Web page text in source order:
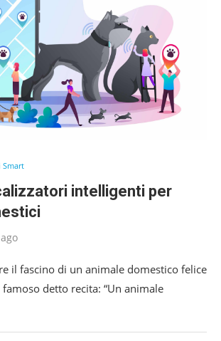
Smart
intelligenti per
il fascino di un animale domestico felice
detto recita: “Un animale